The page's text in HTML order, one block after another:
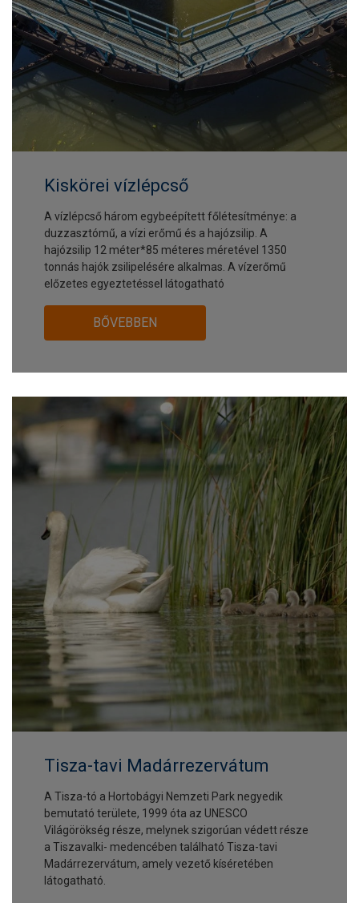
Kiskörei vízlépcső
A vízlépcső három egybeépített főlétesítménye: a
duzzasztómű, a vízi erőmű és a hajózsilip. A
hajózsilip 12 méter*85 méteres méretével 1350
tonnás hajók zsilipelésére alkalmas. A vízerőmű
előzetes egyeztetéssel látogatható
BŐVEBBEN
Tisza-tavi Madárrezervátum
A Tisza-tó a Hortobágyi Nemzeti Park negyedik
bemutató területe, 1999 óta az UNESCO
Világörökség része, melynek szigorúan védett része
a Tiszavalki- medencében található Tisza-tavi
Madárrezervátum, amely vezető kíséretében
látogatható.